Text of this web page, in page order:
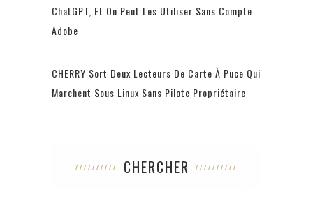
ChatGPT, Et On Peut Les Utiliser Sans Compte
Adobe
CHERRY Sort Deux Lecteurs De Carte À Puce Qui
Marchent Sous Linux Sans Pilote Propriétaire
CHERCHER